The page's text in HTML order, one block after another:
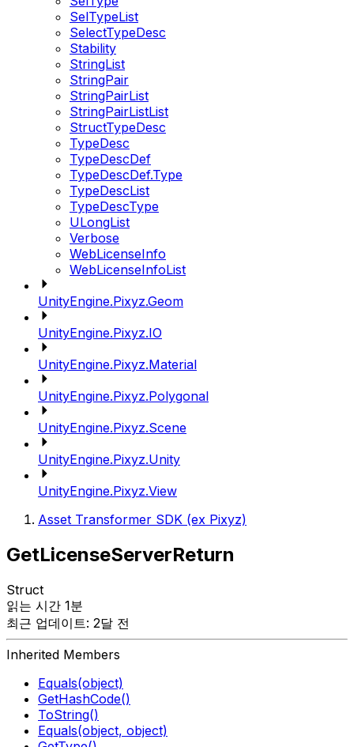
SelTypeList
SelectTypeDesc
Stability
StringList
StringPair
StringPairList
StringPairListList
StructTypeDesc
TypeDesc
TypeDescDef
TypeDescDef.Type
TypeDescList
TypeDescType
ULongList
Verbose
WebLicenseInfo
WebLicenseInfoList
UnityEngine.Pixyz.Geom
UnityEngine.Pixyz.IO
UnityEngine.Pixyz.Material
UnityEngine.Pixyz.Polygonal
UnityEngine.Pixyz.Scene
UnityEngine.Pixyz.Unity
UnityEngine.Pixyz.View
Asset Transformer SDK (ex Pixyz)
GetLicenseServerReturn
Struct
읽는 시간 1분
최근 업데이트: 2달 전
Inherited Members
Equals(object)
GetHashCode()
ToString()
Equals(object, object)